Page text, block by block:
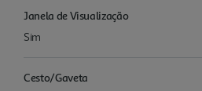
Janela de Visualização
Sim
Cesto/Gaveta